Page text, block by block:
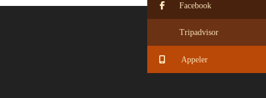
Facebook
Tripadvisor
Appeler